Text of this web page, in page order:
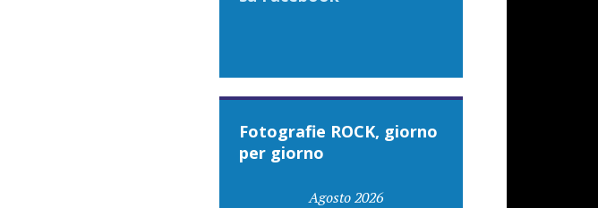
Fotografie ROCK, giorno
per giorno
Agosto 2026